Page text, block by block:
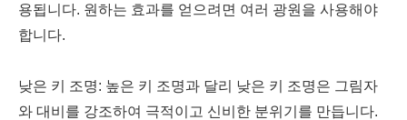
용됩니다. 원하는 효과를 얻으려면 여러 광원을 사용해야
합니다.
낮은 키 조명: 높은 키 조명과 달리 낮은 키 조명은 그림자
와 대비를 강조하여 극적이고 신비한 분위기를 만듭니다.